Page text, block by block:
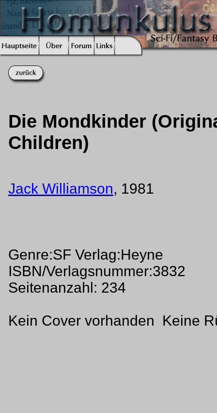
Die Mondkinder
Children)
Jack Williamson, 1981
Genre:SF Verlag:Heyne
ISBN/Verlagsnummer:3832
Seitenanzahl: 234
Kein Cover vorhanden Keine